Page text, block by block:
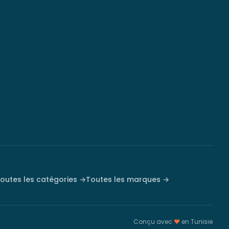
les catégories →Toutes les marques →
Conçu avec ♥ en Tunisie